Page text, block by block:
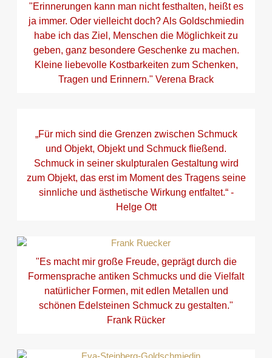
"Erinnerungen kann man nicht festhalten, heißt es
ja immer. Oder vielleicht doch? Als Goldschmiedin
habe ich das Ziel, Menschen die Möglichkeit zu
geben, ganz besondere Geschenke zu machen.
Kleine liebevolle Kostbarkeiten zum Schenken,
Tragen und Erinnern." Verena Brack
„Für mich sind die Grenzen zwischen Schmuck
und Objekt, Objekt und Schmuck fließend.
Schmuck in seiner skulpturalen Gestaltung wird
zum Objekt, das erst im Moment des Tragens seine
sinnliche und ästhetische Wirkung entfaltet.“ -
Helge Ott
"Es macht mir große Freude, geprägt durch die
Formensprache antiken Schmucks und die Vielfalt
natürlicher Formen, mit edlen Metallen und
schönen Edelsteinen Schmuck zu gestalten."
Frank Rücker